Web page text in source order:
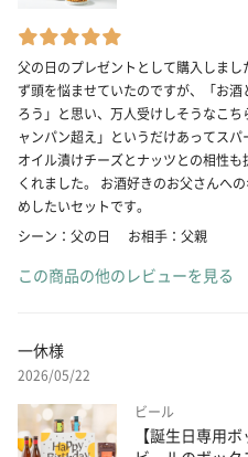
父の日のプレゼントとして購入しま
ず頭を悩ませていたのですが、「お
ろう」と思い、万人受けしそうなこ
ャンパン超え」というだけあってスパ
オイル漬けチーズとナッツとの相性
くれました。 お酒好きのお父さんへ
めしたいセットです。
シーン：父の日
お相手：父親
この商品の他のレビューを見る
一休様
2026/05/22
ビール
【誕生日専用